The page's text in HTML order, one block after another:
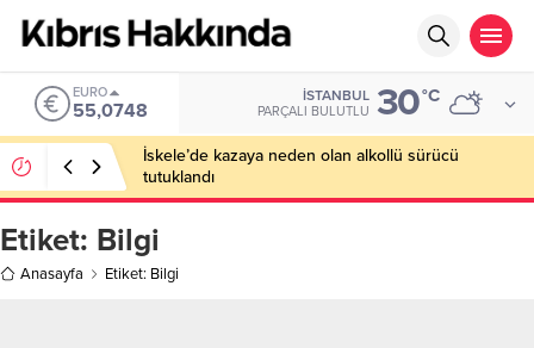
EURO
55,0748
İSTANBUL
PARÇALI BULUTLU 30°C
İskele’de kazaya neden olan alkollü sürücü
tutuklandı
Etiket: Bilgi
Anasayfa Etiket: Bilgi